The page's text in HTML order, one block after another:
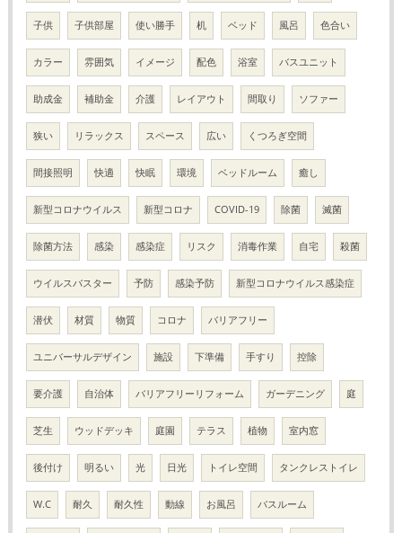
子供 子供部屋 使い勝手 机 ベッド 風呂 色合い
カラー 雰囲気 イメージ 配色 浴室 バスユニット
助成金 補助金 介護 レイアウト 間取り ソファー
狭い リラックス スペース 広い くつろぎ空間
間接照明 快適 快眠 環境 ベッドルーム 癒し
新型コロナウイルス 新型コロナ COVID-19 除菌 滅菌
除菌方法 感染 感染症 リスク 消毒作業 自宅 殺菌
ウイルスバスター 予防 感染予防 新型コロナウイルス感染症
潜伏 材質 物質 コロナ バリアフリー
ユニバーサルデザイン 施設 下準備 手すり 控除
要介護 自治体 バリアフリーリフォーム ガーデニング 庭
芝生 ウッドデッキ 庭園 テラス 植物 室内窓
後付け 明るい 光 日光 トイレ空間 タンクレストイレ
W.C 耐久 耐久性 動線 お風呂 バスルーム